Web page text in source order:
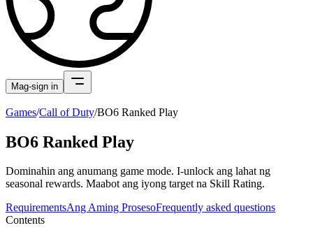
Mag-sign in
Games/Call of Duty/BO6 Ranked Play
BO6 Ranked Play
Dominahin ang anumang game mode. I-unlock ang lahat ng
seasonal rewards. Maabot ang iyong target na Skill Rating.
RequirementsAng Aming ProsesoFrequently asked questions
Contents